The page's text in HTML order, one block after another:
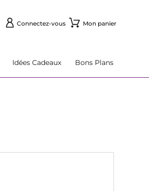
Connectez-vous Mon panier
Idées Cadeaux Bons Plans